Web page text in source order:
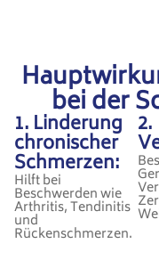
bei der
1. Linderung
chronischer
Schmerzen:
Hilft bei
Beschwerden wie
Arthritis, Tendinitis
und
Rückenschmerzen.
2.